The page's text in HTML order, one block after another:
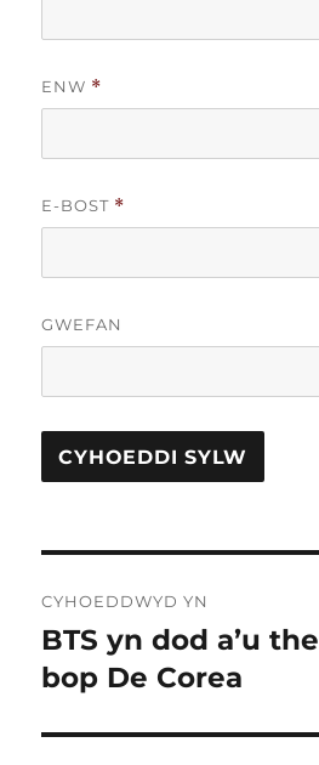
ENW *
E-BOST *
GWEFAN
cofnod
CYHOEDDWYD YN
BTS yn dod a’u
bop De Corea